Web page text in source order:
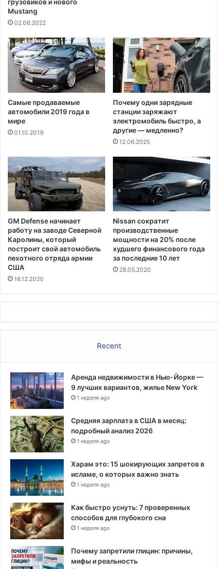
т
е
е
?
к
Ш
н
е
1
0
0
0
0
л
л
а
р
о
,
к
т
о
р
й
р
я
л
а
в
м
е
т
р
Mustang
02.06.2022
Самые продаваемые
автомобили 2019 года в
мире
01.10.2019
Почему одни зарядные
станции заряжают
электромобиль быстро, а
другие — медленно?
12.06.2025
GM Defense начинает
работу на заводе Северной
Каролины, который
построит свой автомобиль
пехотного отряда армии
США
18.12.2020
Nissan сократит
производственные
мощности на 20% после
худшего финансового года
за последние 10 лет
28.05.2020
Recent
Аренда недвижимости в Нью-Йорке —
9 лучших вариантов, жилье New York
1 неделя ago
Средняя зарплата в США в месяц:
подробный анализ 2026
1 неделя ago
Харам это: 15 шокирующих запретов в
исламе, о которых важно знать
1 неделя ago
Как быстро уснуть: 7 проверенных
способов для глубокого сна
1 неделя ago
Почему запретили глицин: причины,
мифы и реальность